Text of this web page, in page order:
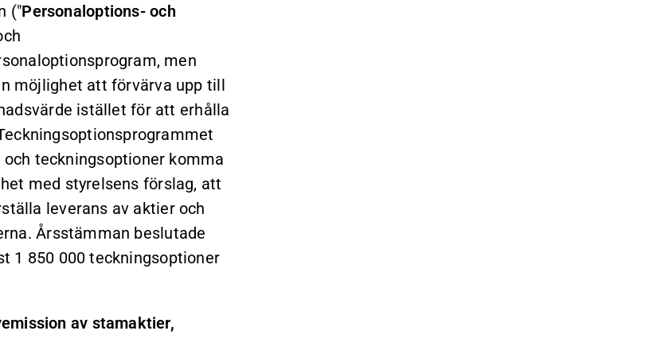
("Personaloptions- och
men
möjlighet att förvärva upp till
istället för att erhålla
teckningsoptioner komma
med styrelsens förslag, att
leverans av aktier och
Årsstämman beslutade
1 850 000 teckningsoptioner
av stamaktier,